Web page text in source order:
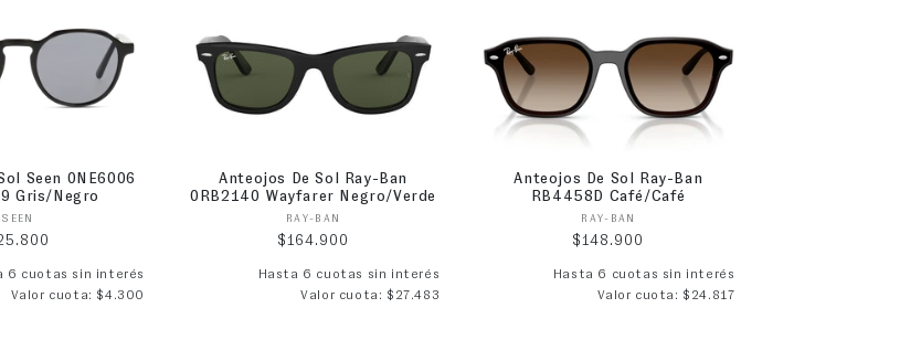
Seen 0NE6006
Gris/Negro
Proveedor:
SEEN
habitual
6 cuotas sin interés
Valor cuota: $4.300
Anteojos De Sol Ray-Ban
0RB2140 Wayfarer Negro/Verde
Proveedor:
RAY-BAN
Precio habitual
$164.900
Hasta 6 cuotas sin interés
Valor cuota: $27.483
Anteojos De Sol Ray-Ban
RB4458D Café/Café
Proveedor:
RAY-BAN
Precio habitual
$148.900
Hasta 6 cuotas sin interés
Valor cuota: $24.817